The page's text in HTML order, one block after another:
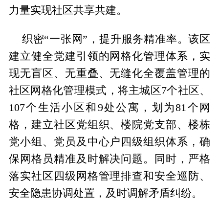
力量实现社区共享共建。
织密“一张网”，提升服务精准率。该区
建立健全党建引领的网格化管理体系，实
现无盲区、无重叠、无缝化全覆盖管理的
社区网格化管理模式，将主城区7个社区、
107个生活小区和9处公寓，划为81个网
格，建立社区党组织、楼院党支部、楼栋
党小组、党员及中心户四级组织体系，确
保网格员精准及时解决问题。同时，严格
落实社区四级网格管理排查和安全巡防、
安全隐患协调处置，及时调解矛盾纠纷。